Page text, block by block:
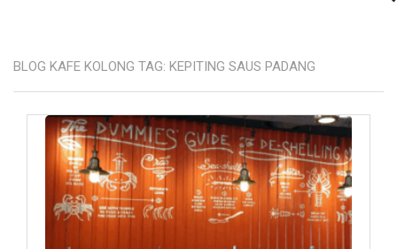
BLOG KAFE KOLONG TAG: KEPITING SAUS PADANG